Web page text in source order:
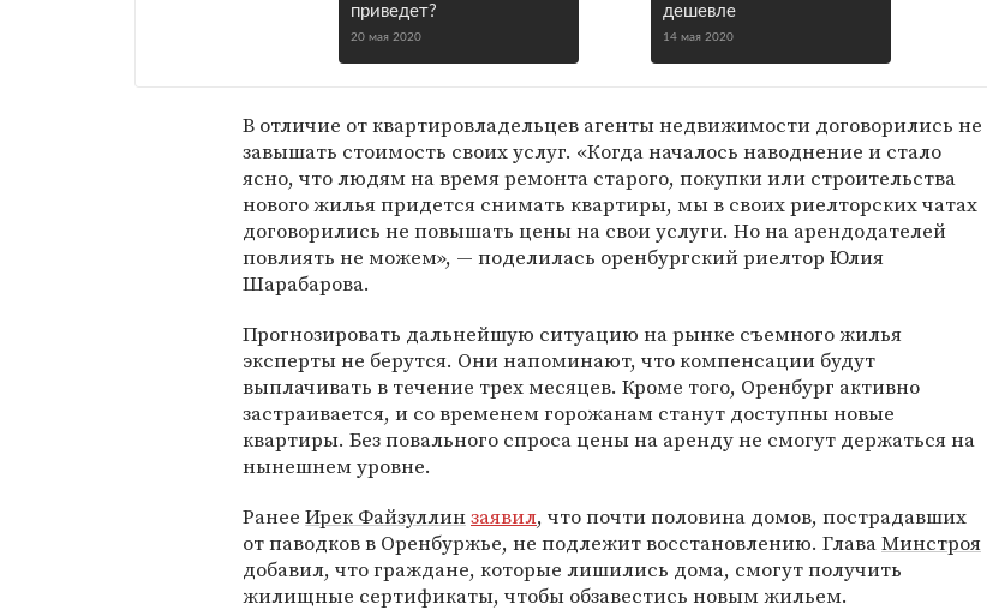
приведет?
20 мая 2020
дешевле
14 мая 2020
В отличие от квартировладельцев агенты недвижимости договорились не
завышать стоимость своих услуг. «Когда началось наводнение и стало
ясно, что людям на время ремонта старого, покупки или строительства
нового жилья придется снимать квартиры, мы в своих риелторских чатах
договорились не повышать цены на свои услуги. Но на арендодателей
повлиять не можем», — поделилась оренбургский риелтор Юлия
Шарабарова.
Прогнозировать дальнейшую ситуацию на рынке съемного жилья
эксперты не берутся. Они напоминают, что компенсации будут
выплачивать в течение трех месяцев. Кроме того, Оренбург активно
застраивается, и со временем горожанам станут доступны новые
квартиры. Без повального спроса цены на аренду не смогут держаться на
нынешнем уровне.
Ранее Ирек Файзуллинзаявил, что почти половина домов, пострадавших
от паводков в Оренбуржье, не подлежит восстановлению. ГлаваМинстроя
добавил, что граждане, которые лишились дома, смогут получить
жилищные сертификаты, чтобы обзавестись новым жильем.